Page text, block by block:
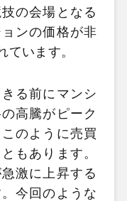
の会場となる
ンの価格が非
ています。
る前にマンシ
高騰がピーク
のように売買
もあります。
激に上昇する
今回のような